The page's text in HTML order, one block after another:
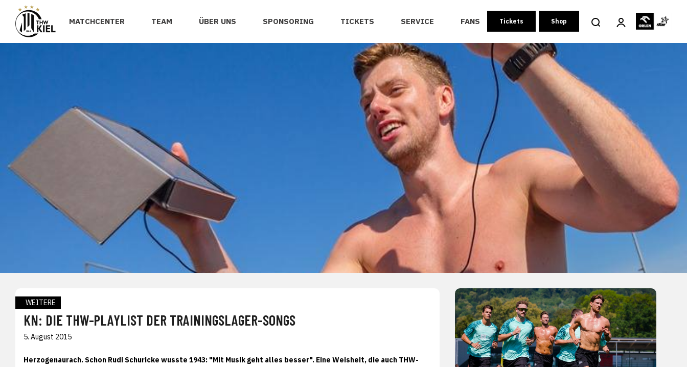
MATCHCENTER TEAM ÜBER UNS SPONSORING TICKETS SERVICE FANS Tickets Shop
WEITERE
KN: DIE THW-PLAYLIST DER TRAININGSLAGER-SONGS
5. August 2015
Herzogenaurach. Schon Rudi Schuricke wusste 1943: "Mit Musik geht alles besser". Eine Weisheit, die auch THW-